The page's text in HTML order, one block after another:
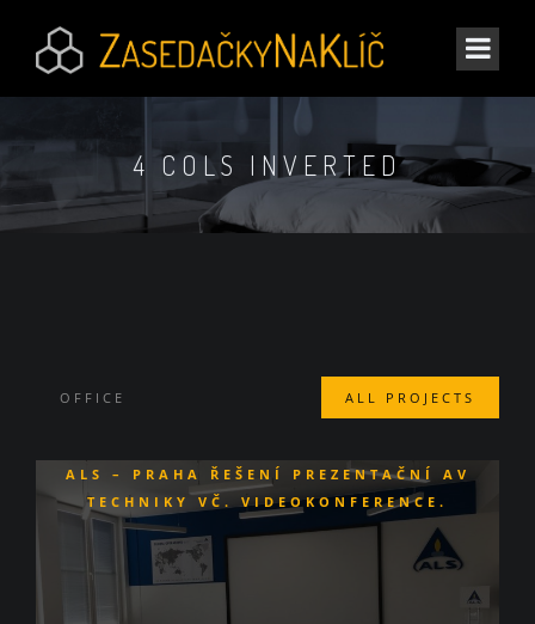
4 COLS INVERTED
ALL PROJECTS
OFFICE
ALS – PRAHA ŘEŠENÍ PREZENTAČNÍ AV
TECHNIKY VČ. VIDEOKONFERENCE.